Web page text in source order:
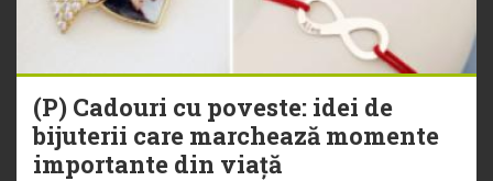
(P) Cadouri cu poveste: idei de
bijuterii care marchează momente
importante din viață